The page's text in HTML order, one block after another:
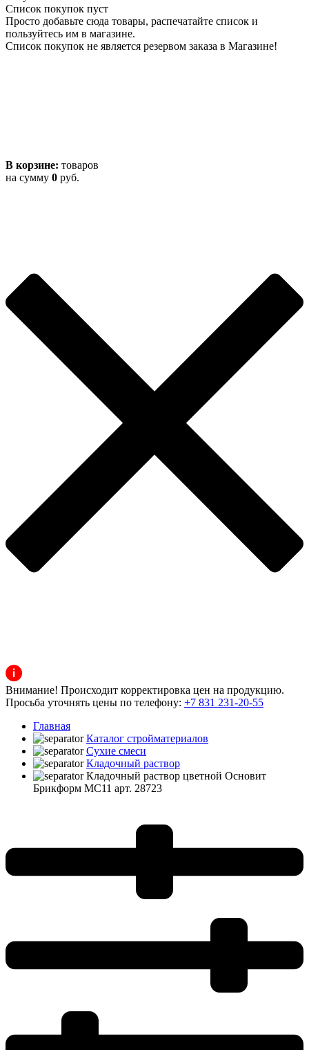
Список покупок пуст
Просто добавьте сюда товары, распечатайте список и
пользуйтесь им в магазине.
Список покупок не является резервом заказа в Магазине!
В корзине: товаров
на сумму 0 руб.
Внимание! Происходит корректировка цен на продукцию.
Просьба уточнять цены по телефону: +7 831 231-20-55
Главная
Каталог стройматериалов
Сухие смеси
Кладочный раствор
Кладочный раствор цветной Основит
Брикформ MC11 арт. 28723